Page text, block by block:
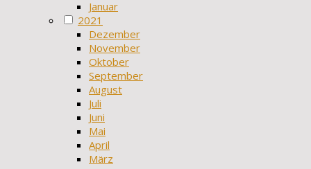
Januar
2021
Dezember
November
Oktober
September
August
Juli
Juni
Mai
April
März